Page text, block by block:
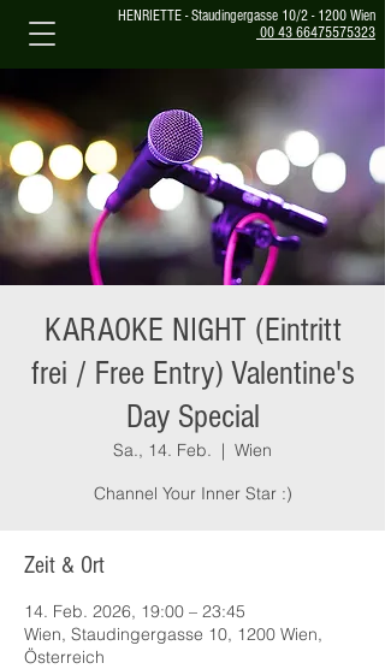
HENRIETTE - Staudingergasse 10/2 - 1200 Wien
00 43 66475575323
KARAOKE NIGHT (Eintritt
frei / Free Entry) Valentine's
Day Special
Sa., 14. Feb.
  |
Wien
Channel Your Inner Star :)
Zeit & Ort
14. Feb. 2026, 19:00 – 23:45
Wien, Staudingergasse 10, 1200 Wien,
Österreich